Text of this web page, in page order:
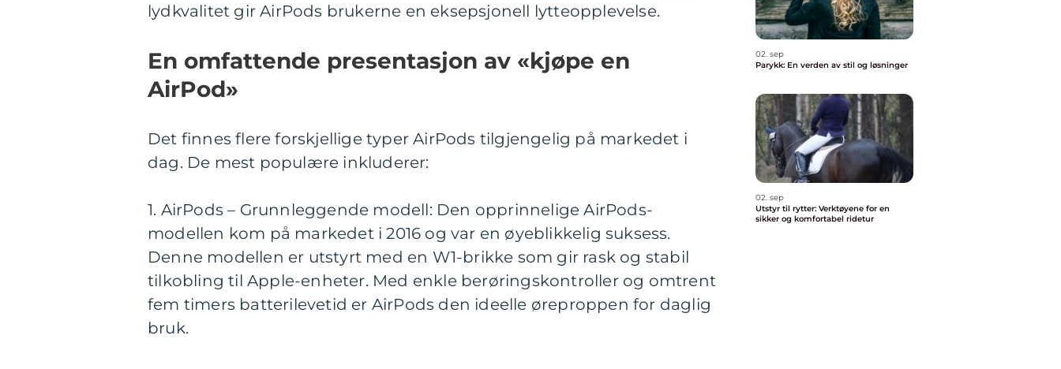
lydkvalitet gir AirPods brukerne en eksepsjonell lytteopplevelse.
En omfattende presentasjon av «kjøpe en
AirPod»
Det finnes flere forskjellige typer AirPods tilgjengelig på markedet i
dag. De mest populære inkluderer:
1. AirPods – Grunnleggende modell: Den opprinnelige AirPods-
modellen kom på markedet i 2016 og var en øyeblikkelig suksess.
Denne modellen er utstyrt med en W1-brikke som gir rask og stabil
tilkobling til Apple-enheter. Med enkle berøringskontroller og omtrent
fem timers batterilevetid er AirPods den ideelle øreproppen for daglig
bruk.
02. sep
Parykk: En verden av stil og løsninger
02. sep
Utstyr til rytter: Verktøyene for en
sikker og komfortabel ridetur